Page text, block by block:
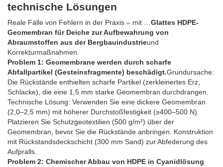
technische Lösungen
Reale Fälle von Fehlern in der Praxis – mit … Glattes HDPE-
Geomembran für Deiche zur Aufbewahrung von
Abraumstoffen aus der Bergbauindustrieund
Korrekturmaßnahmen.
Problem 1: Geomembrane werden durch scharfe
Abfallpartikel (Gesteinsfragmente) beschädigt.Grundursache:
Die Rückstände enthielten scharfe Partikel (zerkleinertes Erz,
Schlacke), die eine 1,5 mm starke Geomembran durchdrangen.
Technische Lösung: Verwenden Sie eine dickere Geomembran
(2,0–2,5 mm) mit höherer Durchstoßfestigkeit (≥400–500 N).
Platzieren Sie Schutzgeotextilien (500 g/m²) über der
Geomembran, bevor Sie die Rückstände anbringen. Konstruktion
mit Rückstandsdeckschicht (300 mm Sand) zur Abfederung des
Aufpralls.
Problem 2: Chemischer Abbau von HDPE in Cyanidlösung